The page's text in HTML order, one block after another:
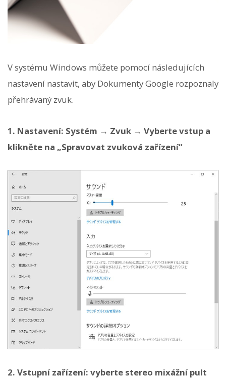
V systému Windows můžete pomocí následujících
nastavení nastavit, aby Dokumenty Google rozpoznaly
přehrávaný zvuk.
1. Nastavení: Systém → Zvuk → Vyberte vstup a
klikněte na „Spravovat zvuková zařízení“
2. Vstupní zařízení: vyberte stereo mixážní pult